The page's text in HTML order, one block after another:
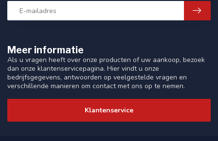
Meer informatie
Als u vragen heeft over onze producten of uw aankoop, bezoek
dan onze klantenservicepagina. Hier vindt u onze
bedrijfsgegevens, antwoorden op veelgestelde vragen en
verschillende manieren om contact met ons op te nemen.
Klantenservice